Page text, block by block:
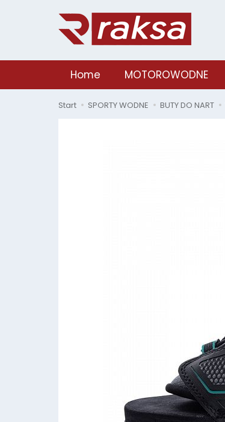
Home MOTOROWODNE
Start SPORTY WODNE BUTY DO NART